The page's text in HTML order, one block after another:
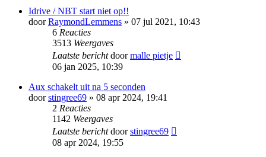
Idrive / NBT start niet op!!
doorRaymondLemmens » 07 jul 2021, 10:43
6 Reacties
3513 Weergaves
Laatste berichtdoormalle pietje
06 jan 2025, 10:39
Aux schakelt uit na 5 seconden
doorstingree69 » 08 apr 2024, 19:41
2 Reacties
1142 Weergaves
Laatste berichtdoorstingree69
08 apr 2024, 19:55